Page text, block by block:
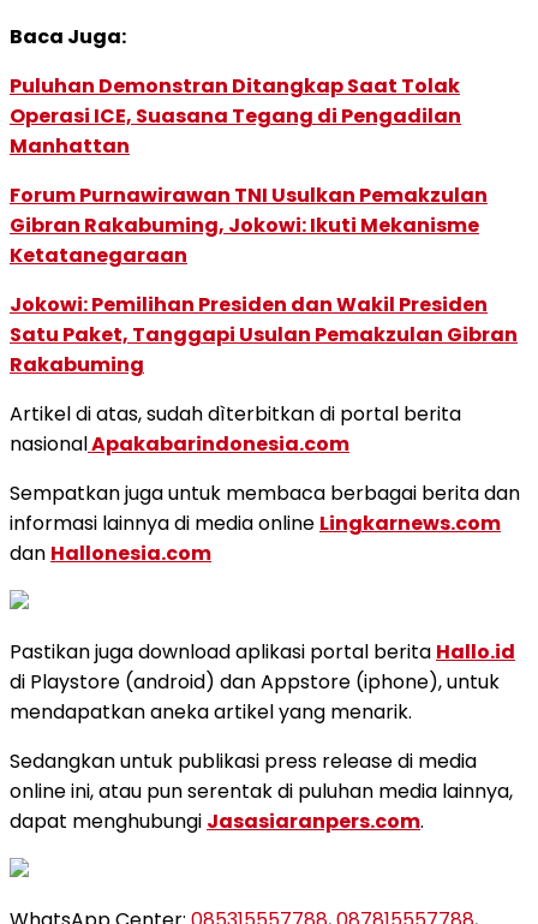
Baca Juga:
Puluhan Demonstran Ditangkap Saat Tolak
Operasi ICE, Suasana Tegang di Pengadilan
Manhattan
Forum Purnawirawan TNI Usulkan Pemakzulan
Gibran Rakabuming, Jokowi: Ikuti Mekanisme
Ketatanegaraan
Jokowi: Pemilihan Presiden dan Wakil Presiden
Satu Paket, Tanggapi Usulan Pemakzulan Gibran
Rakabuming
Artikel di atas, sudah dìterbitkan di portal berita
nasionalApakabarindonesia.com
Sempatkan juga untuk membaca berbagai berita dan
informasi lainnya di media online Lingkarnews.com
dan Hallonesia.com
Pastikan juga download aplikasi portal berita Hallo.id
di Playstore (android) dan Appstore (iphone), untuk
mendapatkan aneka artikel yang menarik.
Sedangkan untuk publikasi press release di media
online ini, atau pun serentak di puluhan media lainnya,
dapat menghubungi Jasasiaranpers.com.